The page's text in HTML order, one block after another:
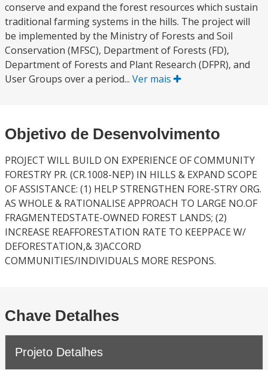
conserve and expand the forest resources which sustain
traditional farming systems in the hills. The project will
be implemented by the Ministry of Forests and Soil
Conservation (MFSC), Department of Forests (FD),
Department of Forests and Plant Research (DFPR), and
User Groups over a period... Ver mais
Objetivo de Desenvolvimento
PROJECT WILL BUILD ON EXPERIENCE OF COMMUNITY
FORESTRY PR. (CR.1008-NEP) IN HILLS & EXPAND SCOPE
OF ASSISTANCE: (1) HELP STRENGTHEN FORE-STRY ORG.
AS WHOLE & RATIONALISE APPROACH TO LARGE NO.OF
FRAGMENTEDSTATE-OWNED FOREST LANDS; (2)
INCREASE REAFFORESTATION RATE TO KEEPPACE W/
DEFORESTATION,& 3)ACCORD
COMMUNITIES/INDIVIDUALS MORE RESPONS.
Chave Detalhes
Projeto Detalhes